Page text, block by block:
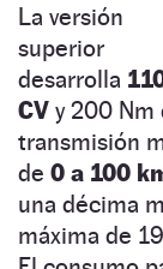
La versión
superior
desarrolla
CV y 200 Nm
transmisión
de 0 a 100
una décima
máxima de